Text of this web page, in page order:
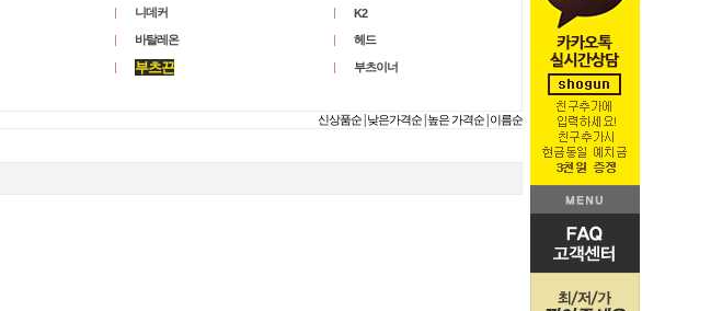
니데커
K2
바탈레온 헤드
부츠끈 부츠이너
신상품순 낮은가격순 높은 가격순 이름순